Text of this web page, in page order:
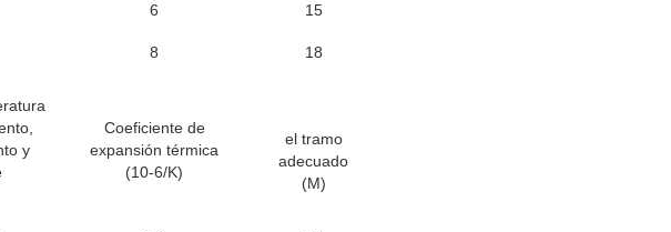
6 15
8 18
y
Coeficiente de
expansión térmica
(10-6/K)
el tramo
adecuado
(M)